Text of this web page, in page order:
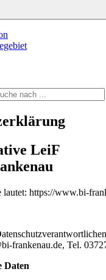
LeiF
lautet: https://www.bi-
frankenau.de, Tel.
Daten